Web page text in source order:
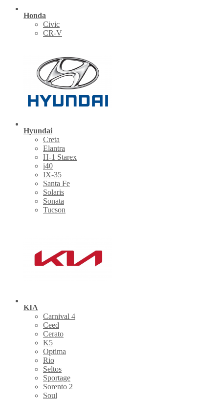
Honda
Civic
CR-V
Hyundai
Creta
Elantra
H-1 Starex
i40
IX-35
Santa Fe
Solaris
Sonata
Tucson
KIA
Carnival 4
Ceed
Cerato
K5
Optima
Rio
Seltos
Sportage
Sorento 2
Soul